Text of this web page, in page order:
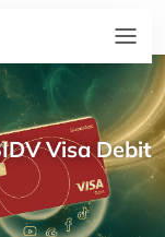
Visa Debit